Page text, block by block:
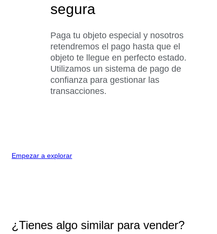
segura
Paga tu objeto especial y nosotros
retendremos el pago hasta que el
objeto te llegue en perfecto estado.
Utilizamos un sistema de pago de
confianza para gestionar las
transacciones.
Empezar a explorar
¿Tienes algo similar para vender?